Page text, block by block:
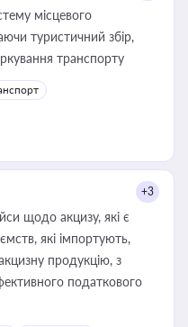
місцевого
туристичний збір,
плату за земельні ділянки, за паркування транспорту
+3
щодо акцизу, які є
які імпортують,
продукцію, з
податкового